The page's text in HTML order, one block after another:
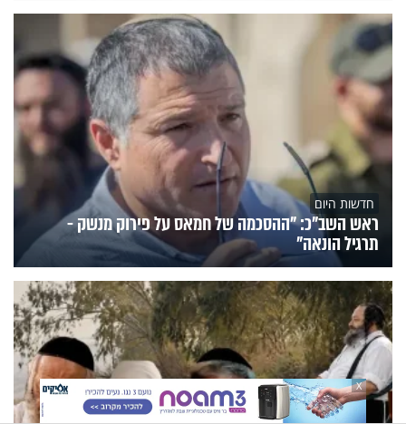
חדשות היום
ראש השב"כ: "ההסכמה של חמאס על פירוק מנשק -
תרגיל הונאה"
X